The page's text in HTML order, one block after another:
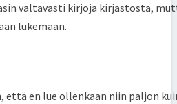
valtavasti kirjoja kirjastosta,
lukemaan.
että en lue ollenkaan niin paljon